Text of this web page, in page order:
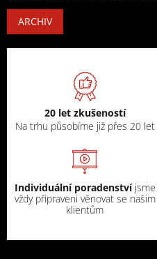
ARCHIV
20 let zkušeností
Na trhu působíme již přes 20 let
Individuální poradenstvíjsme
vždy připraveni věnovat se našim
klientům